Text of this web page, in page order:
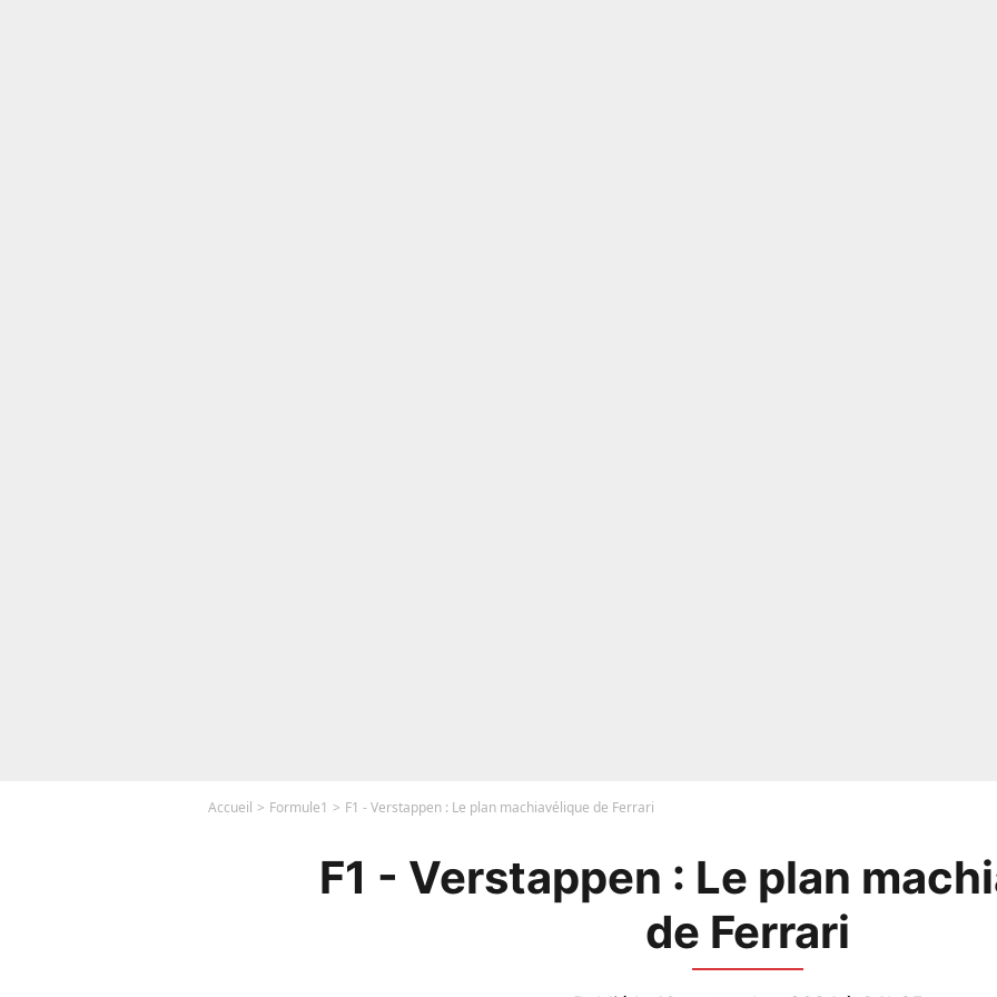
Accueil Formule1 F1 - Verstappen : Le plan machiavélique de Ferrari
F1 - Verstappen : Le plan
de Ferrari